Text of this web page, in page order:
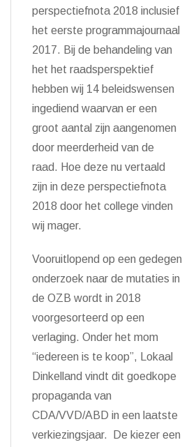
perspectiefnota 2018 inclusief
het eerste programmajournaal
2017. Bij de behandeling van
het het raadsperspektief
hebben wij 14 beleidswensen
ingediend waarvan er een
groot aantal zijn aangenomen
door meerderheid van de
raad. Hoe deze nu vertaald
zijn in deze perspectiefnota
2018 door het college vinden
wij mager.
Vooruitlopend op een gedegen
onderzoek naar de mutaties in
de OZB wordt in 2018
voorgesorteerd op een
verlaging. Onder het mom
“iedereen is te koop”, Lokaal
Dinkelland vindt dit goedkope
propaganda van
CDA/VVD/ABD in een laatste
verkiezingsjaar. De kiezer een